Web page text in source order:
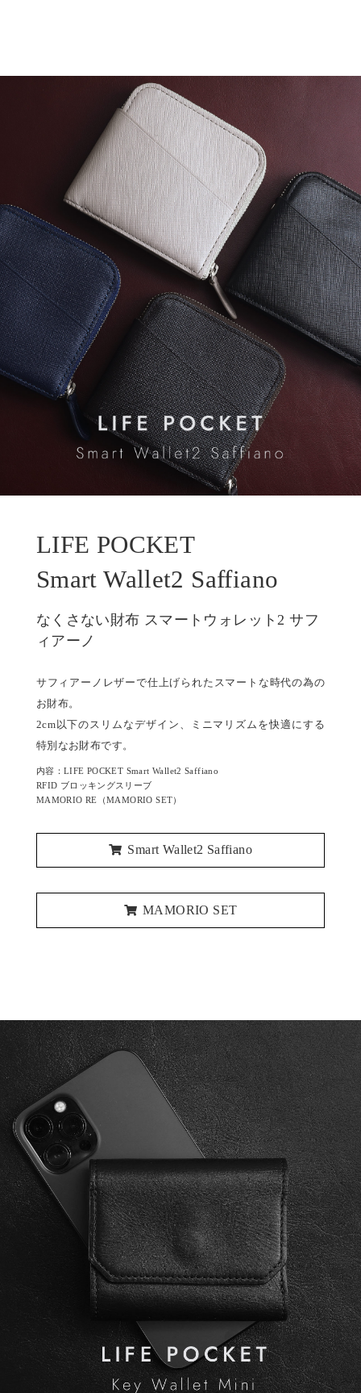
LIFE POCKET
Smart Wallet2 Saffiano
なくさない財布 スマートウォレット2 サフ
ィアーノ
サフィアーノレザーで仕上げられたスマートな時代の為の
お財布。
2cm以下のスリムなデザイン、ミニマリズムを快適にする
特別なお財布です。
内容：LIFE POCKET Smart Wallet2 Saffiano
RFID ブロッキングスリーブ
MAMORIO RE（MAMORIO SET）
Smart Wallet2 Saffiano
MAMORIO SET